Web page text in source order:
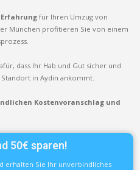
für Ihren Umzug von
München profitieren Sie von einem
dass Ihr Hab und Gut sicher und
in Aydin ankommt.
Kostenvoranschlag und
50€ sparen!
erhalten Sie Ihr unverbindliches